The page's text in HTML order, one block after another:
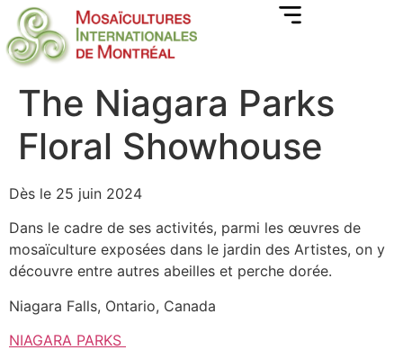
The Niagara Parks
Floral Showhouse
Dès le 25 juin 2024
Dans le cadre de ses activités, parmi les œuvres de
mosaïculture exposées dans le jardin des Artistes, on y
découvre entre autres abeilles et perche dorée.
Niagara Falls, Ontario, Canada
NIAGARA PARKS